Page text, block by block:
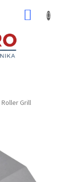
Roller Grill